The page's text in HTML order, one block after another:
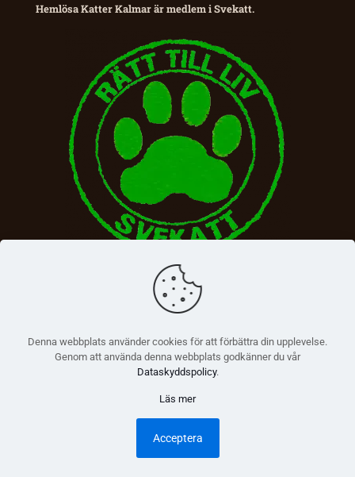
Hemlösa Katter Kalmar är medlem i Svekatt.
Denna webbplats använder cookies för att förbättra din upplevelse.
Genom att använda denna webbplats godkänner du vår
Dataskyddspolicy.
Läs mer
Acceptera